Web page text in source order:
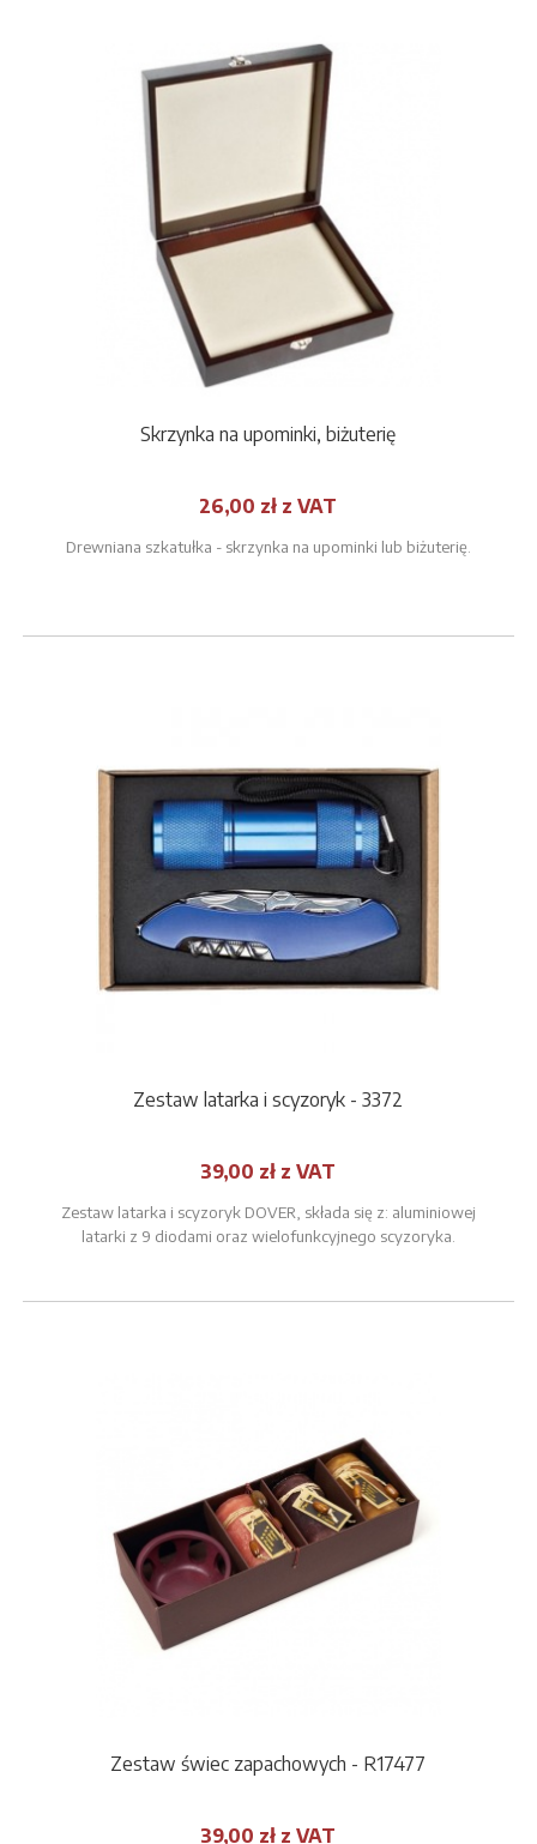
Skrzynka na upominki, biżuterię
26,00 zł z VAT
Drewniana szkatułka - skrzynka na upominki lub biżuterię.
Zestaw latarka i scyzoryk - 3372
39,00 zł z VAT
Zestaw latarka i scyzoryk DOVER, składa się z: aluminiowej
latarki z 9 diodami oraz wielofunkcyjnego scyzoryka.
Zestaw świec zapachowych - R17477
39,00 zł z VAT